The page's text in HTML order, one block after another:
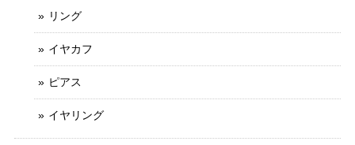
リング
イヤカフ
ピアス
イヤリング